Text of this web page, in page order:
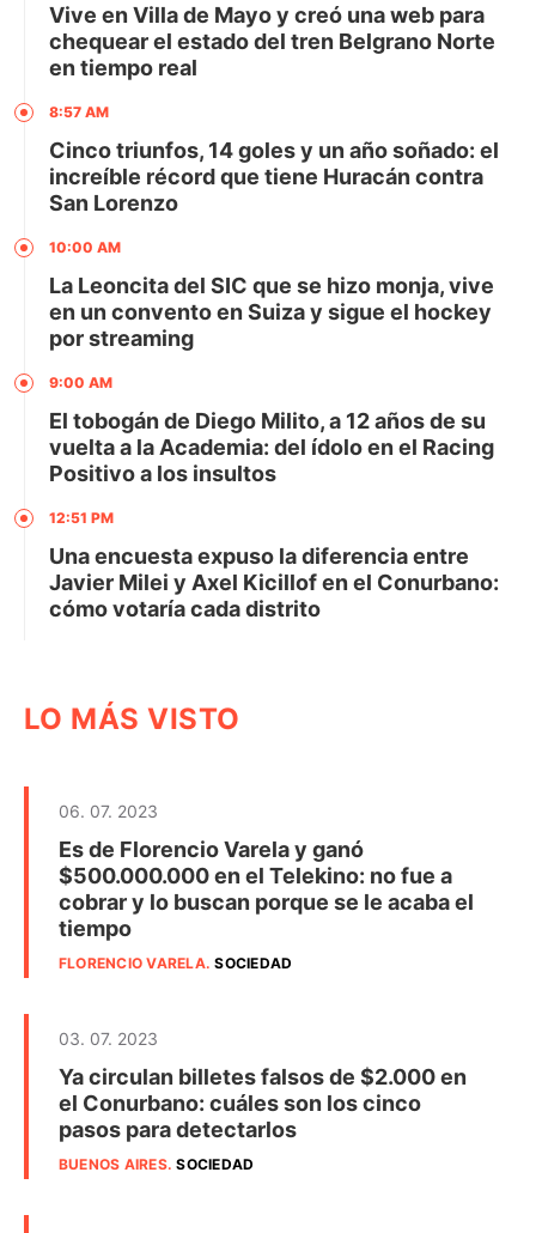
Vive en Villa de Mayo y creó una web para
chequear el estado del tren Belgrano Norte
en tiempo real
8:57 AM
Cinco triunfos, 14 goles y un año soñado: el
increíble récord que tiene Huracán contra
San Lorenzo
10:00 AM
La Leoncita del SIC que se hizo monja, vive
en un convento en Suiza y sigue el hockey
por streaming
9:00 AM
El tobogán de Diego Milito, a 12 años de su
vuelta a la Academia: del ídolo en el Racing
Positivo a los insultos
12:51 PM
Una encuesta expuso la diferencia entre
Javier Milei y Axel Kicillof en el Conurbano:
cómo votaría cada distrito
LO MÁS VISTO
06. 07. 2023
Es de Florencio Varela y ganó
$500.000.000 en el Telekino: no fue a
cobrar y lo buscan porque se le acaba el
tiempo
FLORENCIO VARELA.SOCIEDAD
03. 07. 2023
Ya circulan billetes falsos de $2.000 en
el Conurbano: cuáles son los cinco
pasos para detectarlos
BUENOS AIRES.SOCIEDAD